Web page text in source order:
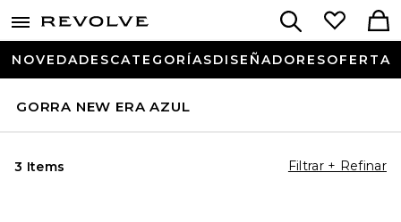
NOVEDADESCATEGORÍASDISEÑADORESOFERTA
GORRA NEW ERA AZUL
3 Items Filtrar + Refinar